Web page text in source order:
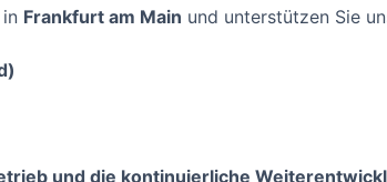
Frankfurt am Main und unterstützen Sie
und die kontinuierliche